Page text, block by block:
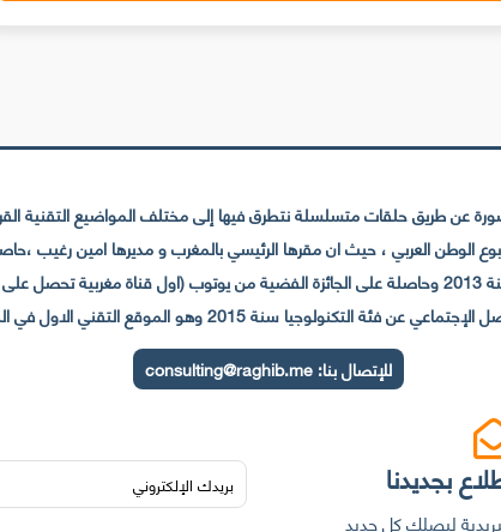
طريق حلقات متسلسلة نتطرق فيها إلى مختلف المواضيع التقنية
سنة 2015 وهو الموقع التقني الاول في المغرب والعالم العربي
للإتصال بنا:consulting@raghib.me
بجديدنا
ليصلك كل جديد